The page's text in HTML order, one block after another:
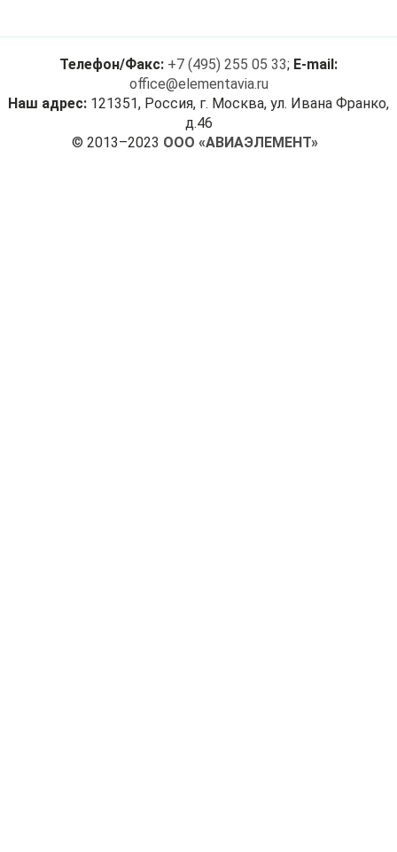
Телефон/Факс: +7 (495) 255 05 33; E-mail:
office@elementavia.ru
Наш адрес: 121351, Россия, г. Москва, ул. Ивана Франко,
д.46
© 2013–2023 ООО «АВИАЭЛЕМЕНТ»